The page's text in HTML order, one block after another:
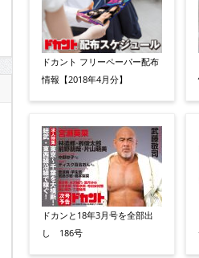
ドカント フリーペーパー配布
情報【2018年4月分】
ドカンと18年3月号を全部出
し 186号